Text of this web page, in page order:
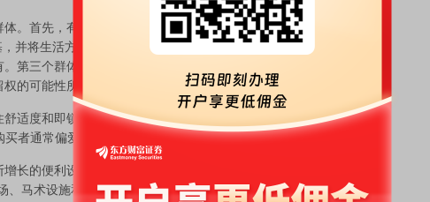
首先，有美国和加拿大的购买者，他们约占交易量的
并将生活方式作为投资。接下来是高净值家庭，其中许多人
第三个群体来自欧洲和拉丁美洲，他们被直飞航班、全年阳
的可能性所吸引
度和即锁门离开便利性的房产。需求涵盖纳索斯的滨海新
者通常偏爱有租赁潜力的、管理良好的、提供服务的房产
的便利设施。纳索斯拥有阿尔巴尼，这是一个豪华区域，
、马术设施和深水码头。莱福德凯是成熟家庭的常驻地，设